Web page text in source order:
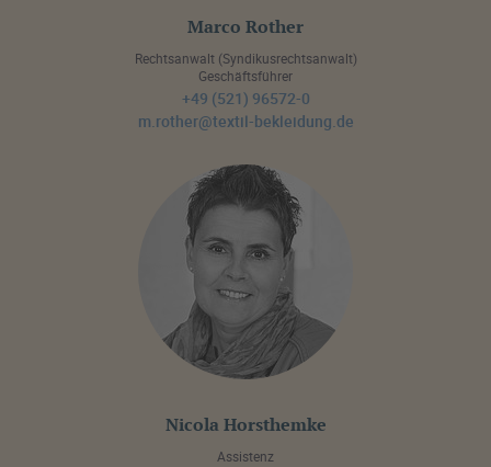
Marco Rother
Rechtsanwalt (Syndikusrechtsanwalt)
Geschäftsführer
+49 (521) 96572-0
m.rother@textil-bekleidung.de
Nicola Horsthemke
Assistenz